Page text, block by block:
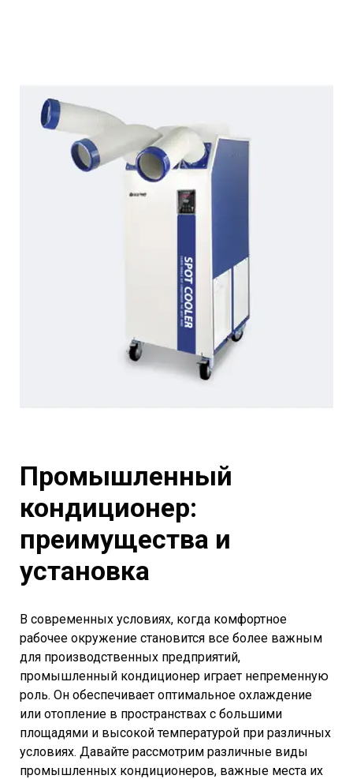
Промышленный
кондиционер:
преимущества и
установка
В современных условиях, когда комфортное
рабочее окружение становится все более важным
для производственных предприятий,
промышленный кондиционер играет непременную
роль. Он обеспечивает оптимальное охлаждение
или отопление в пространствах с большими
площадями и высокой температурой при различных
условиях. Давайте рассмотрим различные виды
промышленных кондиционеров, важные места их